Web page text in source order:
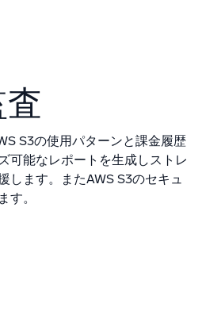
S3の使用パターンと課金履歴
可能なレポートを生成しストレ
します。またAWS S3のセキュ
す。